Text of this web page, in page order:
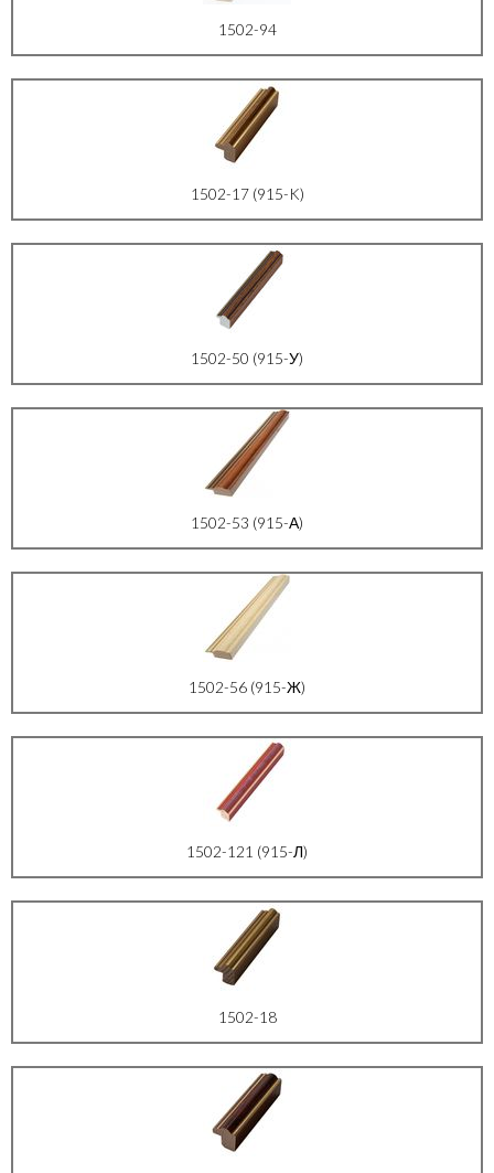
1502-94
1502-17 (915-K)
1502-50 (915-У)
1502-53 (915-А)
1502-56 (915-Ж)
1502-121 (915-Л)
1502-18